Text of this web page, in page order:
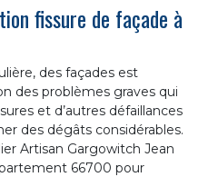
fissure de façade à
des façades est
des problèmes graves qui
et d’autres défaillances
des dégâts considérables.
Artisan Gargowitch Jean
66700 pour